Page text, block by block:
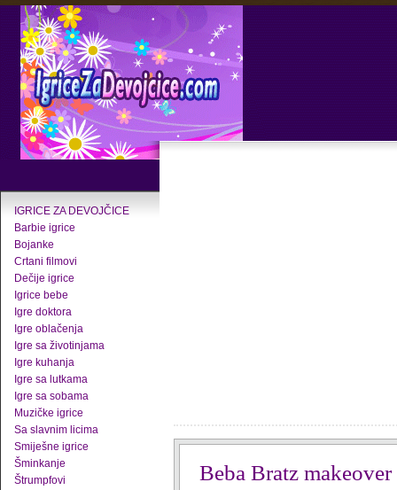
IGRICE ZA DEVOJČICE
Barbie igrice
Bojanke
Crtani filmovi
Dečije igrice
Igrice bebe
Igre doktora
Igre oblačenja
Igre sa životinjama
Igre kuhanja
Igre sa lutkama
Igre sa sobama
Muzičke igrice
Sa slavnim licima
Smiješne igrice
Šminkanje
Štrumpfovi
Beba Bratz makeover